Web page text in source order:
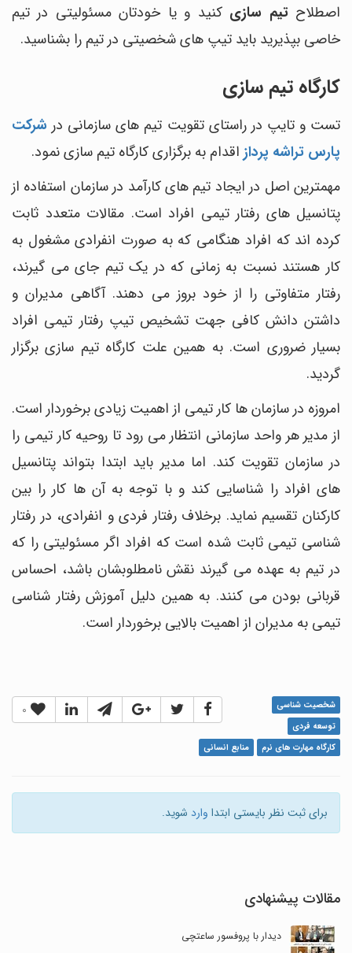
اصطلاحتیم سازی کنید و یا خودتان مسئولیتی در تیم
خاصی بپذیرید باید تیپ های شخصیتی در تیم را بشناسید.
کارگاه تیم سازی
تست و تایپ در راستای تقویت تیم های سازمانی در شرکت
پارس تراشه پرداز اقدام به برگزاری کارگاه تیم سازی نمود.
مهمترین اصل در ایجاد تیم های کارآمد در سازمان استفاده از
پتانسیل های رفتار تیمی افراد است. مقالات متعدد ثابت
کرده اند که افراد هنگامی که به صورت انفرادی مشغول به
کار هستند نسبت به زمانی که در یک تیم جای می گیرند،
رفتار متفاوتی را از خود بروز می دهند. آگاهی مدیران و
داشتن دانش کافی جهت تشخیص تیپ رفتار تیمی افراد
بسیار ضروری است. به همین علت کارگاه تیم سازی برگزار
گردید.
امروزه در سازمان ها کار تیمی از اهمیت زیادی برخوردار است.
از مدیر هر واحد سازمانی انتظار می رود تا روحیه کار تیمی را
در سازمان تقویت کند. اما مدیر باید ابتدا بتواند پتانسیل
های افراد را شناسایی کند و با توجه به آن ها کار را بین
کارکنان تقسیم نماید. برخلاف رفتار فردی و انفرادی، در رفتار
شناسی تیمی ثابت شده است که افراد اگر مسئولیتی را که
در تیم به عهده می گیرند نقش نامطلوبشان باشد، احساس
قربانی بودن می کنند. به همین دلیل آموزش رفتار شناسی
تیمی به مدیران از اهمیت بالایی برخوردار است.
0
شخصیت شناسی
توسعه فردی
کارگاه مهارت های نرم
منابع انسانی
برای ثبت نظر بایستی ابتدا وارد شوید.
مقالات پیشنهادی
دیدار با پروفسور ساعتچی